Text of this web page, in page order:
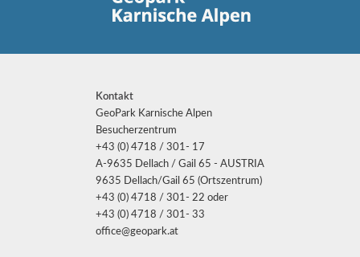
Kontakt
GeoPark Karnische Alpen
Besucherzentrum
+43 (0) 4718 / 301- 17
A-9635 Dellach / Gail 65 - AUSTRIA
9635 Dellach/Gail 65 (Ortszentrum)
+43 (0) 4718 / 301- 22 oder
+43 (0) 4718 / 301- 33
office@geopark.at